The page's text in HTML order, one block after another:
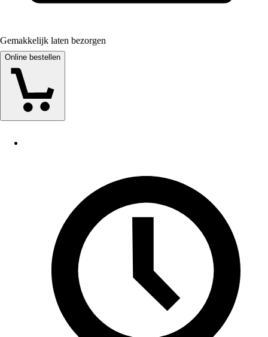
Gemakkelijk laten bezorgen
Online bestellen